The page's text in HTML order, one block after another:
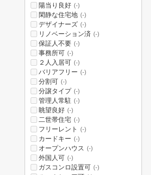
陽当り良好 (-)
閑静な住宅地 (-)
デザイナーズ (-)
リノベーション済 (-)
保証人不要 (-)
事務所可 (-)
２人入居可 (-)
バリアフリー (-)
分割可 (-)
分譲タイプ (-)
管理人常駐 (-)
眺望良好 (-)
二世帯住宅 (-)
フリーレント (-)
カードキー (-)
オープンハウス (-)
外国人可 (-)
ガスコンロ設置可 (-)